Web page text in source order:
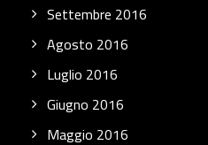
Settembre 2016
Agosto 2016
Luglio 2016
Giugno 2016
Maggio 2016